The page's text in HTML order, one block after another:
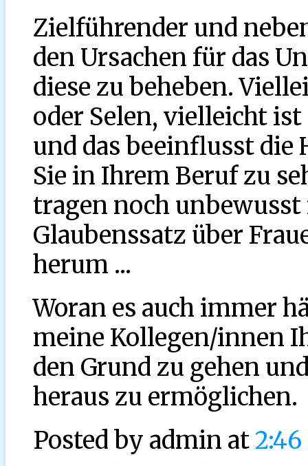
Zielführender und
den Ursachen für das
diese zu beheben.
oder Selen, vielleicht
und das beeinflusst die
Sie in Ihrem Beruf zu
tragen noch
Glaubenssatz über
herum ...
Woran es auch immer
meine Kollegen/innen
den Grund zu gehen
heraus zu ermöglichen.
Posted by admin at